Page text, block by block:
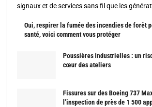
signaux et de services sans fil que les
Oui, respirer la fumée des incendies de forêt
santé, voici comment vous protéger
Poussières industrielles : un
cœur des ateliers
Fissures sur des Boeing 737
l’inspection de près de 1 500